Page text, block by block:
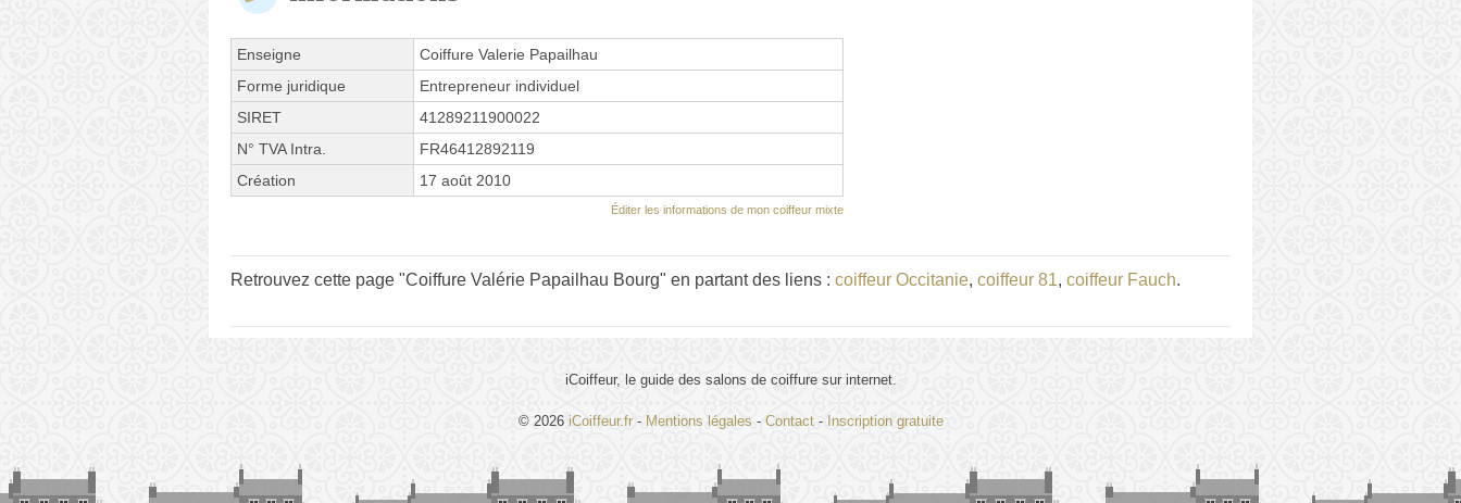
Enseigne
Coiffure Valerie Papailhau
Forme juridique
Entrepreneur individuel
SIRET
41289211900022
N° TVA Intra.
FR46412892119
Création
17 août 2010
Éditer les informations de mon coiffeur mixte
Retrouvez cette page "Coiffure Valérie Papailhau Bourg" en partant des liens : coiffeur Occitanie, coiffeur 81, coiffeur Fauch.
iCoiffeur, le guide des salons de coiffure sur internet.
© 2026 iCoiffeur.fr - Mentions légales - Contact- Inscription gratuite